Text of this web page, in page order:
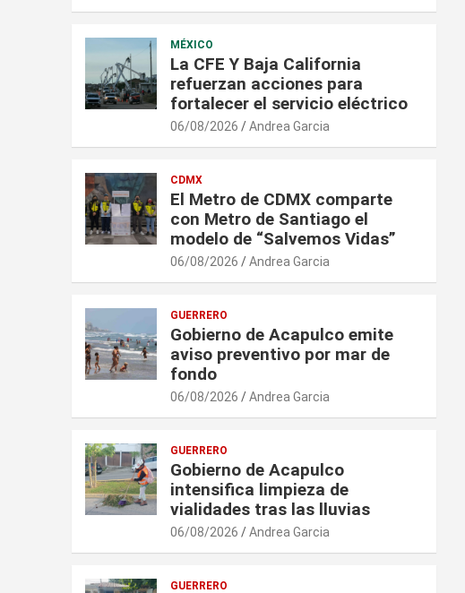
MÉXICO
La CFE Y Baja California
refuerzan acciones para
fortalecer el servicio eléctrico
06/08/2026 Andrea Garcia
CDMX
El Metro de CDMX comparte
con Metro de Santiago el
modelo de “Salvemos Vidas”
06/08/2026 Andrea Garcia
GUERRERO
Gobierno de Acapulco emite
aviso preventivo por mar de
fondo
06/08/2026 Andrea Garcia
GUERRERO
Gobierno de Acapulco
intensifica limpieza de
vialidades tras las lluvias
06/08/2026 Andrea Garcia
GUERRERO